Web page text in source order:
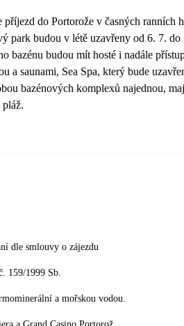
příjezd do Portorože v časných ranních
park budou v létě uzavřeny od 6. 7. do
bazénu budou mít hosté i nadále
a saunami, Sea Spa, který bude
bazénových komplexů najednou,
pláž.
dle smlouvy o zájezdu
159/1999 Sb.
a mořskou vodou.